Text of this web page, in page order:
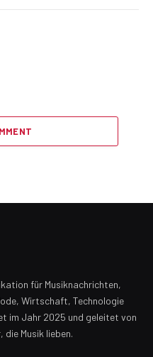
für Musiknachrichten,
Wirtschaft, Technologie
im Jahr 2025 und geleitet von
Musik lieben.